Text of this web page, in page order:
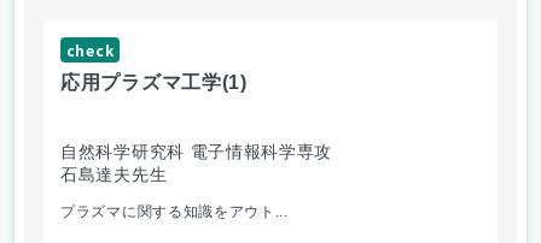
check
応用プラズマ工学(1)
自然科学研究科 電子情報科学専攻
石島達夫先生
プラズマに関する知識をアウト...